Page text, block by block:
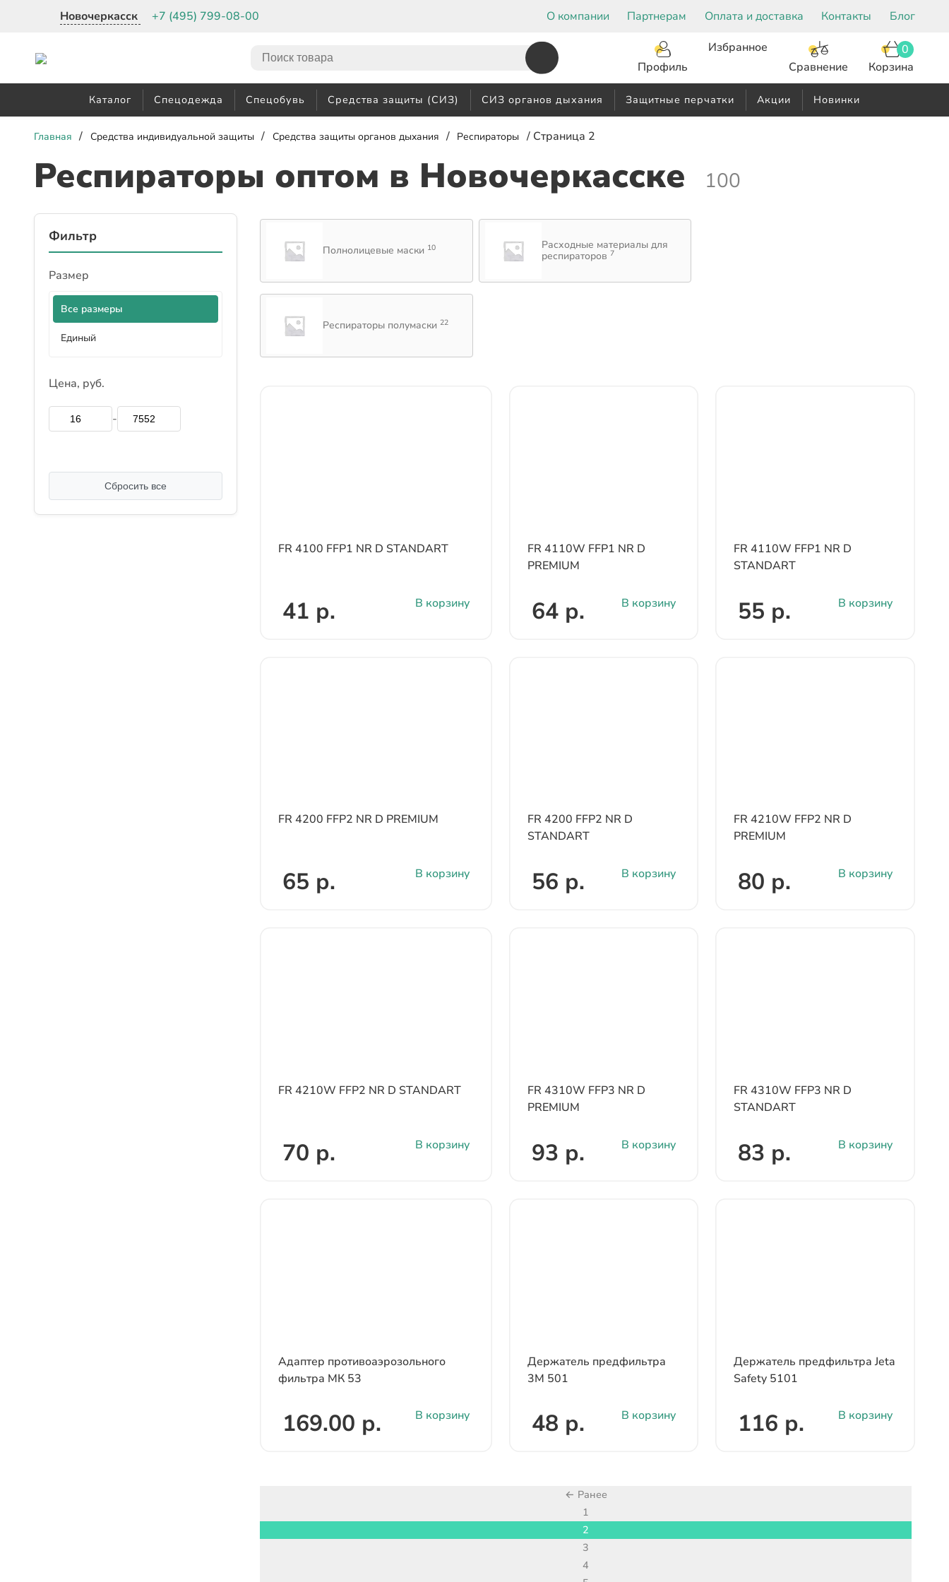
Новочеркасск +7 (495) 799-08-00 О компании Партнерам Оплата и доставка Контакты Блог
Профиль
Избранное
Сравнение
Корзина
0
Каталог Спецодежда Спецобувь Средства защиты (СИЗ) СИЗ органов дыхания Защитные перчатки Акции Новинки
Главная / Средства индивидуальной защиты / Средства защиты органов дыхания / Респираторы / Страница 2
Респираторы оптом в Новочеркасске 100
Фильтр
Размер
Все размеры
Единый
Цена, руб.
-
Сбросить все
Полнолицевые маски 10
Расходные материалы для
респираторов 7
Респираторы полумаски 22
FR 4100 FFP1 NR D STANDART
41 р. В корзину
FR 4110W FFP1 NR D
PREMIUM
64 р. В корзину
FR 4110W FFP1 NR D
STANDART
55 р. В корзину
FR 4200 FFP2 NR D PREMIUM
65 р. В корзину
FR 4200 FFP2 NR D
STANDART
56 р. В корзину
FR 4210W FFP2 NR D
PREMIUM
80 р. В корзину
FR 4210W FFP2 NR D STANDART
70 р. В корзину
FR 4310W FFP3 NR D
PREMIUM
93 р. В корзину
FR 4310W FFP3 NR D
STANDART
83 р. В корзину
Адаптер противоаэрозольного
фильтра МК 53
169.00 р. В корзину
Держатель предфильтра
3М 501
48 р. В корзину
Держатель предфильтра Jeta
Safety 5101
116 р. В корзину
← Ранее
1
2
3
4